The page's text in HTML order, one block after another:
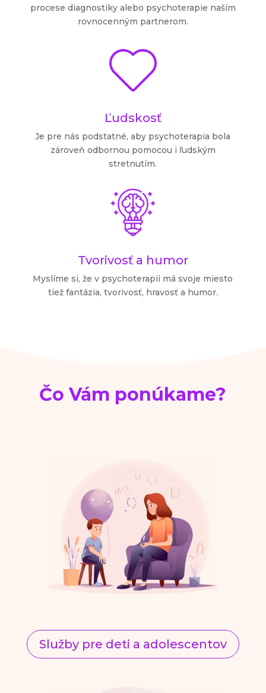
procese diagnostiky alebo psychoterapie naším
rovnocenným partnerom.
Ľudskosť
Je pre nás podstatné, aby psychoterapia bola
zároveň odbornou pomocou i ľudským
stretnutím.
Tvorivosť a humor
Myslíme si, že v psychoterapii má svoje miesto
tiež fantázia, tvorivosť, hravosť a humor.
Čo Vám ponúkame?
Služby pre deti a adolescentov